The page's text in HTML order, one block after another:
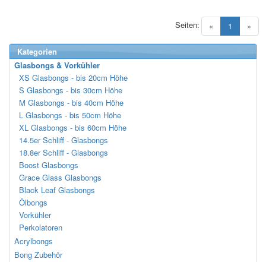
« 1 (current)
»
Seiten:
Kategorien
Glasbongs & Vorkühler
XS Glasbongs - bis 20cm Höhe
S Glasbongs - bis 30cm Höhe
M Glasbongs - bis 40cm Höhe
L Glasbongs - bis 50cm Höhe
XL Glasbongs - bis 60cm Höhe
14.5er Schliff - Glasbongs
18.8er Schliff - Glasbongs
Boost Glasbongs
Grace Glass Glasbongs
Black Leaf Glasbongs
Ölbongs
Vorkühler
Perkolatoren
Acrylbongs
Bong Zubehör